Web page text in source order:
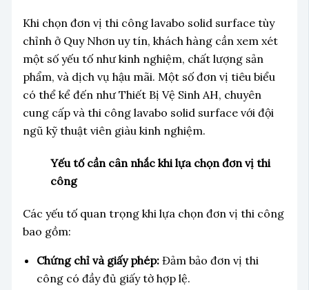
Khi chọn đơn vị thi công lavabo solid surface tùy
chỉnh ở Quy Nhơn uy tín, khách hàng cần xem xét
một số yếu tố như kinh nghiệm, chất lượng sản
phẩm, và dịch vụ hậu mãi. Một số đơn vị tiêu biểu
có thể kể đến như Thiết Bị Vệ Sinh AH, chuyên
cung cấp và thi công lavabo solid surface với đội
ngũ kỹ thuật viên giàu kinh nghiệm.
Yếu tố cần cân nhắc khi lựa chọn đơn vị thi
công
Các yếu tố quan trọng khi lựa chọn đơn vị thi công
bao gồm:
Chứng chỉ và giấy phép:Đảm bảo đơn vị thi
công có đầy đủ giấy tờ hợp lệ.